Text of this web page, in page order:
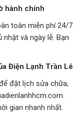
hành chính
toàn miễn phí 24/7
và ngày lễ. Bạn
Điện Lạnh Trần Lê
đặt lịch sửa chữa,
gian nhanh nhất.